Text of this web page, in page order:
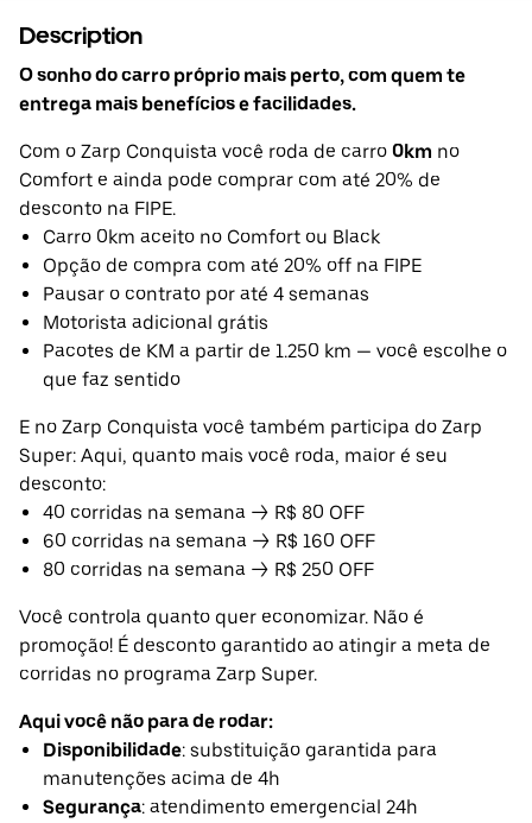
Description
O sonho do carro próprio mais perto, com quem te
entrega mais benefícios e facilidades.
Com o Zarp Conquista você roda de carro 0km no
Comfort e ainda pode comprar com até 20% de
desconto na FIPE.
Carro 0km aceito no Comfort ou Black
Opção de compra com até 20% off na FIPE
Pausar o contrato por até 4 semanas
Motorista adicional grátis
Pacotes de KM a partir de 1.250 km — você escolhe o
que faz sentido
E no Zarp Conquista você também participa do Zarp
Super: Aqui, quanto mais você roda, maior é seu
desconto:
40 corridas na semana → R$ 80 OFF
60 corridas na semana → R$ 160 OFF
80 corridas na semana → R$ 250 OFF
Você controla quanto quer economizar. Não é
promoção! É desconto garantido ao atingir a meta de
corridas no programa Zarp Super.
Aqui você não para de rodar:
Disponibilidade: substituição garantida para
manutenções acima de 4h
Segurança: atendimento emergencial 24h